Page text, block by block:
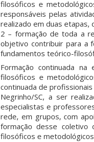
filosóficos e
responsáveis pelas
realizado em duas etapas,
2 – formação de toda a
objetivo contribuir para a
fundamentos teórico-
Formação continuada
filosóficos e
continuada de
Negrinho/SC, a ser
especialistas e
rede, em grupos, com
formação desse coletivo
filosóficos e